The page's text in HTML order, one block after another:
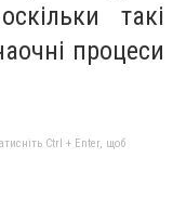
такі
процеси
Ctrl + Enter, щоб